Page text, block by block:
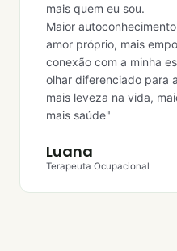
mais quem eu sou.
Maior
amor próprio, mais
conexão com a minha
olhar diferenciado para
mais leveza na vida,
mais saúde"
Luana
Terapeuta Ocupacional